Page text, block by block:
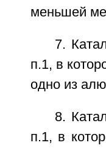
меньшей
7.
п.1, в
одно из
8.
п.1, в